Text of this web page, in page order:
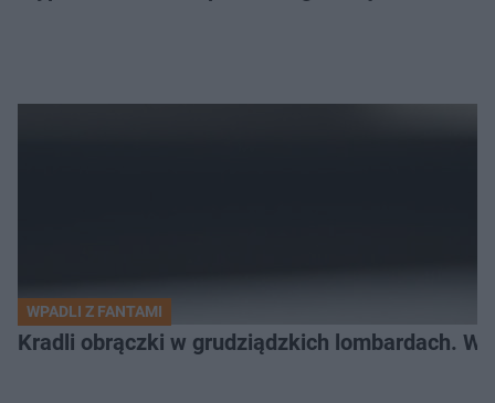
WPADLI Z FANTAMI
Kradli obrączki w grudziądzkich lombardach.